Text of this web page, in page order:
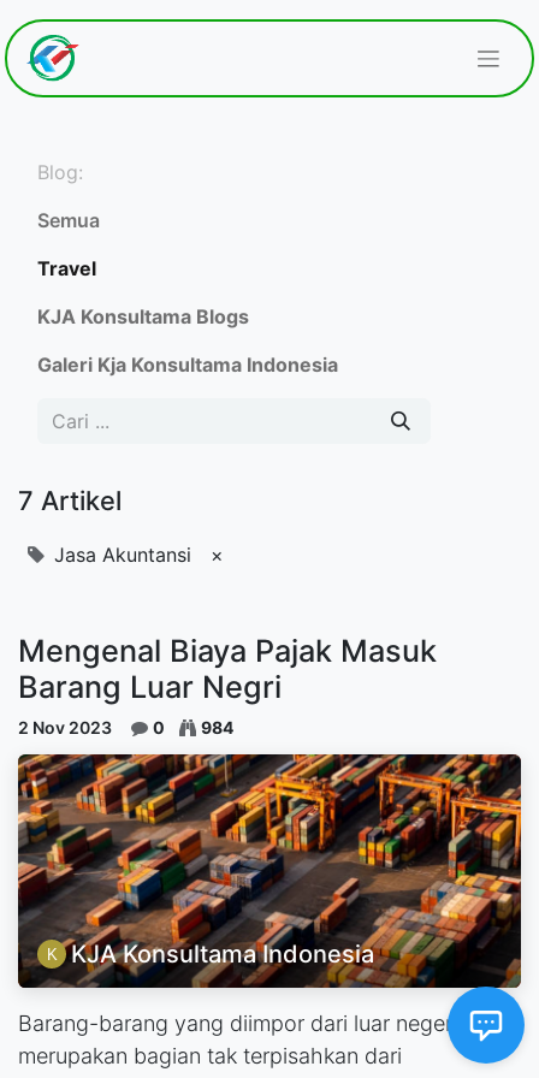
Blog:
Semua
Travel
KJA Konsultama Blogs
Galeri Kja Konsultama Indonesia
7 Artikel
Jasa Akuntansi ×
Mengenal Biaya Pajak Masuk
Barang Luar Negri
2 Nov 2023 0 984
KJA Konsultama Indonesia
Barang-barang yang diimpor dari luar negeri
merupakan bagian tak terpisahkan dari